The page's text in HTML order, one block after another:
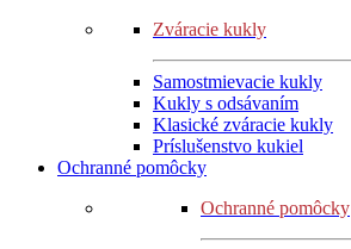
Zváracie kukly
Samostmievacie kukly
Kukly s odsávaním
Klasické zváracie kukly
Príslušenstvo kukiel
Ochranné pomôcky
Ochranné pomôcky